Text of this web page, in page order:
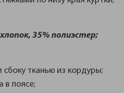
35% полиэстер;
сбоку тканью из кордуры;
в поясе;